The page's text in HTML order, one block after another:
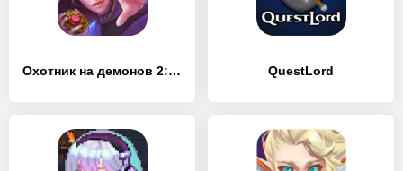
Охотник на демонов 2: Новая глава (Full) QuestLord